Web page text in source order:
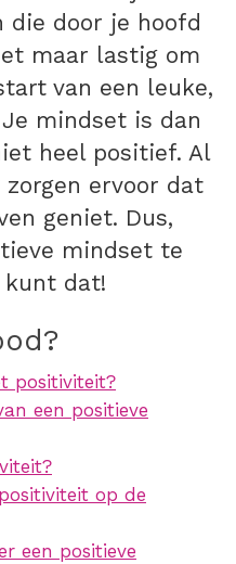
die door je hoofd
maar lastig om
van een leuke,
mindset is dan
heel positief. Al
ervoor dat
geniet. Dus,
mindset te
kunt dat!
positiviteit?
een positieve
op de
een positieve